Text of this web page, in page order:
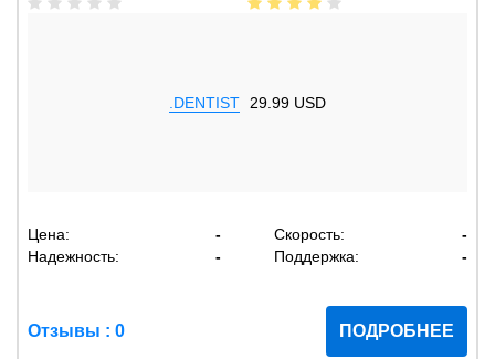
.DENTIST 29.99 USD
Цена: - Скорость:
-
Надежность:
- Поддержка: -
Отзывы : 0 ПОДРОБНЕЕ